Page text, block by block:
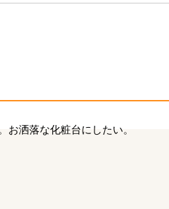
洒落な化粧台にしたい。